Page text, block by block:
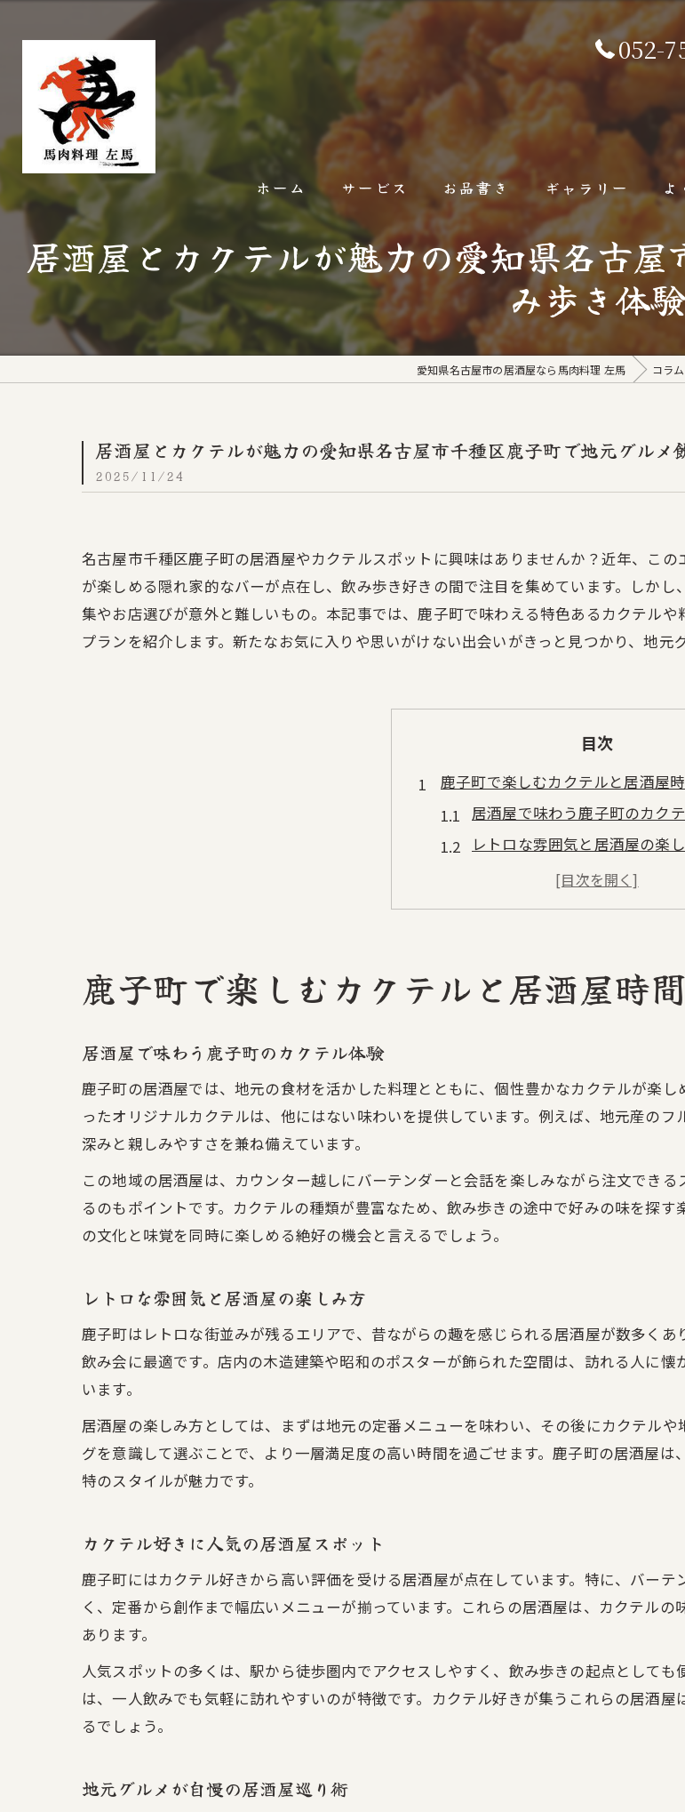
052-
ホーム サービス お品書き ギャラリー よ
居酒屋とカクテルが魅力の愛知県名古
み歩き体験
愛知県名古屋市の居酒屋なら馬肉料理 左馬 コラム
居酒屋とカクテルが魅力の愛知県名古屋市千種区鹿子町で地元グルメ
2025/11/24
名古屋市千種区鹿子町の居酒屋やカクテルスポットに興味はありませんか？近年、こ
が楽しめる隠れ家的なバーが点在し、飲み歩き好きの間で注目を集めています。しか
集やお店選びが意外と難しいもの。本記事では、鹿子町で味わえる特色あるカクテル
プランを紹介します。新たなお気に入りや思いがけない出会いがきっと見つかり、地元
目次
鹿子町で楽しむカクテルと居酒屋
居酒屋で味わう鹿子町のカク
レトロな雰囲気と居酒屋の楽
カクテル好きに人気の居酒屋ス
地元グルメが自慢の居酒屋巡
カクテル好きが集う居酒屋の新提案
居酒屋で広がるカクテルの魅力
居酒屋選びで注目したいカク
カクテルと居酒屋料理の相性
居酒屋で感じるレトロな鹿子
昔懐かしい雰囲気の居酒屋を
レトロ空間で味わうカクテルの
個性派カクテルを味わいたいなら
居酒屋で楽しむ個性派カクテ
オリジナルカクテルが自慢の
カクテル好きにうれしい居酒
隠れ家居酒屋で味わうカクテ
落ち着いた居酒屋で過ごす特別
カクテルが輝く居酒屋の選び方
鹿子町で楽しむカクテルと居酒屋時間
居酒屋で味わう鹿子町のカクテル体験
鹿子町の居酒屋では、地元の食材を活かした料理とともに、個性豊かなカクテルが楽
ったオリジナルカクテルは、他にはない味わいを提供しています。例えば、地元産の
深みと親しみやすさを兼ね備えています。
この地域の居酒屋は、カウンター越しにバーテンダーと会話を楽しみながら注文でき
るのもポイントです。カクテルの種類が豊富なため、飲み歩きの途中で好みの味を探
の文化と味覚を同時に楽しめる絶好の機会と言えるでしょう。
レトロな雰囲気と居酒屋の楽しみ方
鹿子町はレトロな街並みが残るエリアで、昔ながらの趣を感じられる居酒屋が数多く
飲み会に最適です。店内の木造建築や昭和のポスターが飾られた空間は、訪れる人に
います。
居酒屋の楽しみ方としては、まずは地元の定番メニューを味わい、その後にカクテル
グを意識して選ぶことで、より一層満足度の高い時間を過ごせます。鹿子町の居酒屋
特のスタイルが魅力です。
カクテル好きに人気の居酒屋スポット
鹿子町にはカクテル好きから高い評価を受ける居酒屋が点在しています。特に、バー
く、定番から創作まで幅広いメニューが揃っています。これらの居酒屋は、カクテル
あります。
人気スポットの多くは、駅から徒歩圏内でアクセスしやすく、飲み歩きの起点として
は、一人飲みでも気軽に訪れやすいのが特徴です。カクテル好きが集うこれらの居酒
るでしょう。
地元グルメが自慢の居酒屋巡り術